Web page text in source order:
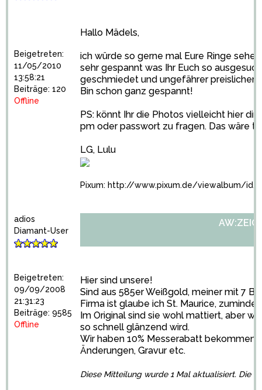
Beigetreten:
11/05/2010
13:58:21
Beiträge: 120
Offline
Hallo Mädels,
ich würde so gerne mal Eure Ringe
sehr gespannt was Ihr Euch so
geschmiedet und ungefährer preislicher
Bin schon ganz gespannt!
PS: könnt Ihr die Photos vielleicht hier
pm oder passwort zu fragen. Das wäre
LG, Lulu
Pixum: http://www.pixum.de/viewalbum/id/
adios
Diamant-User
Beigetreten:
09/09/2008
21:31:23
Beiträge: 9585
Offline
Hier sind unsere!
Sind aus 585er Weißgold, meiner mit 7
Firma ist glaube ich St. Maurice,
Im Original sind sie wohl mattiert, aber
so schnell glänzend wird.
Wir haben 10% Messerabatt
Änderungen, Gravur etc.
Diese Mitteilung wurde 1 Mal aktualisiert. Die